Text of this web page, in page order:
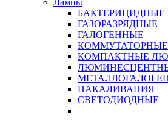
Лампы
БАКТЕРИЦИДНЫЕ
ГАЗОРАЗРЯДНЫЕ
ГАЛОГЕННЫЕ
КОММУТАТОРНЫЕ
КОМПАКТНЫЕ
НАКАЛИВАНИЯ
СВЕТОДИОДНЫЕ